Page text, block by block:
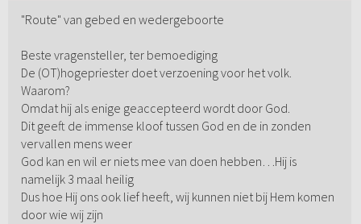
"Route" van gebed en wedergeboorte
Beste vragensteller, ter bemoediging
De (OT)hogepriester doet verzoening voor het volk.
Waarom?
Omdat hij als enige geaccepteerd wordt door God.
Dit geeft de immense kloof tussen God en de in zonden
vervallen mens weer
God kan en wil er niets mee van doen hebben…Hij is
namelijk 3 maal heilig
Dus hoe Hij ons ook lief heeft, wij kunnen niet bij Hem komen
door wie wij zijn